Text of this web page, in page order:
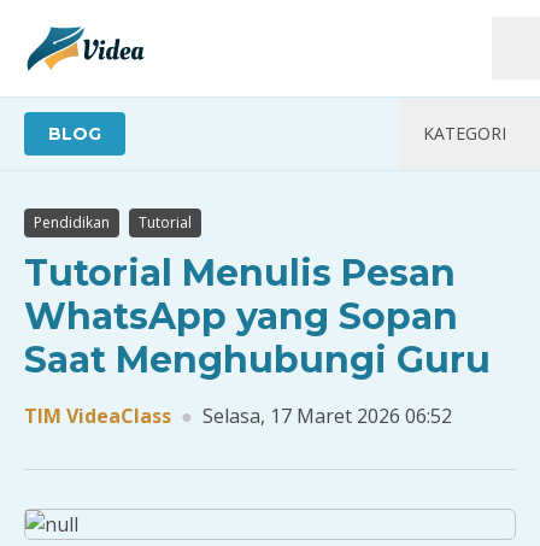
BLOG KATEGORI
KESEHATAN
PENDIDIKAN
SOSIAL
Pendidikan Tutorial
Tutorial Menulis Pesan
WhatsApp yang Sopan
Saat Menghubungi Guru
TIM VideaClass ● Selasa, 17 Maret 2026 06:52